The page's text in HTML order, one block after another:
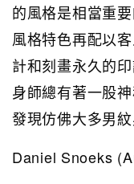
的風格是相當重
風格特色再配以
計和刻畫永久的
身師總有著一股
發現仿佛大多男
Daniel Snoeks